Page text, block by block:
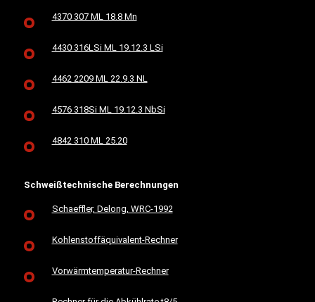
4370 307 ML 18.8 Mn
4430 316LSi ML 19.12.3 LSi
4462 2209 ML 22.9.3 NL
4576 318Si ML 19.12.3 NbSi
4842 310 ML 25.20
Schweißtechnische Berechnungen
Schaeffler, Delong, WRC-1992
Kohlenstoffäquivalent-Rechner
Vorwärmtemperatur-Rechner